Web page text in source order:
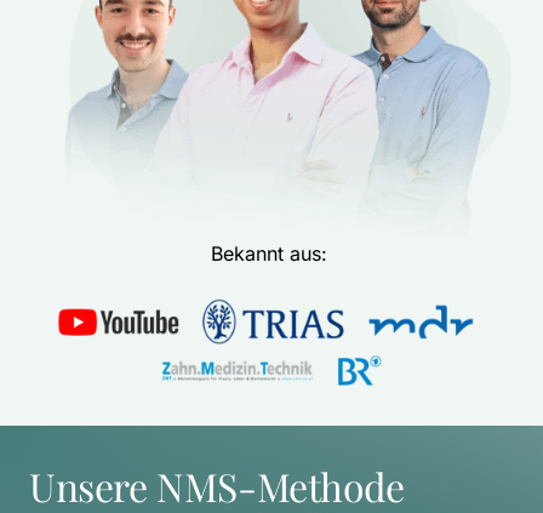
Bekannt aus:
Unsere NMS-Methode